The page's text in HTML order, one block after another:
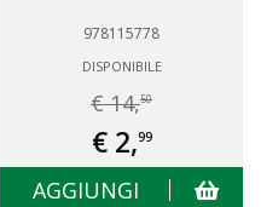
978115778
DISPONIBILE
€ 14,50
€ 2,99
AGGIUNGI